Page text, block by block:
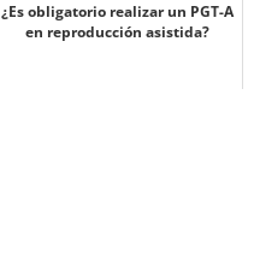
¿Es obligatorio realizar un PGT-A
en reproducción asistida?